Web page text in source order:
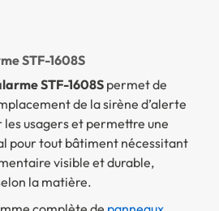
STF-1608S
STF-1608S permet de
de la sirène d’alerte
usagers et permettre une
pour tout bâtiment nécessitant
visible et durable,
la matière.